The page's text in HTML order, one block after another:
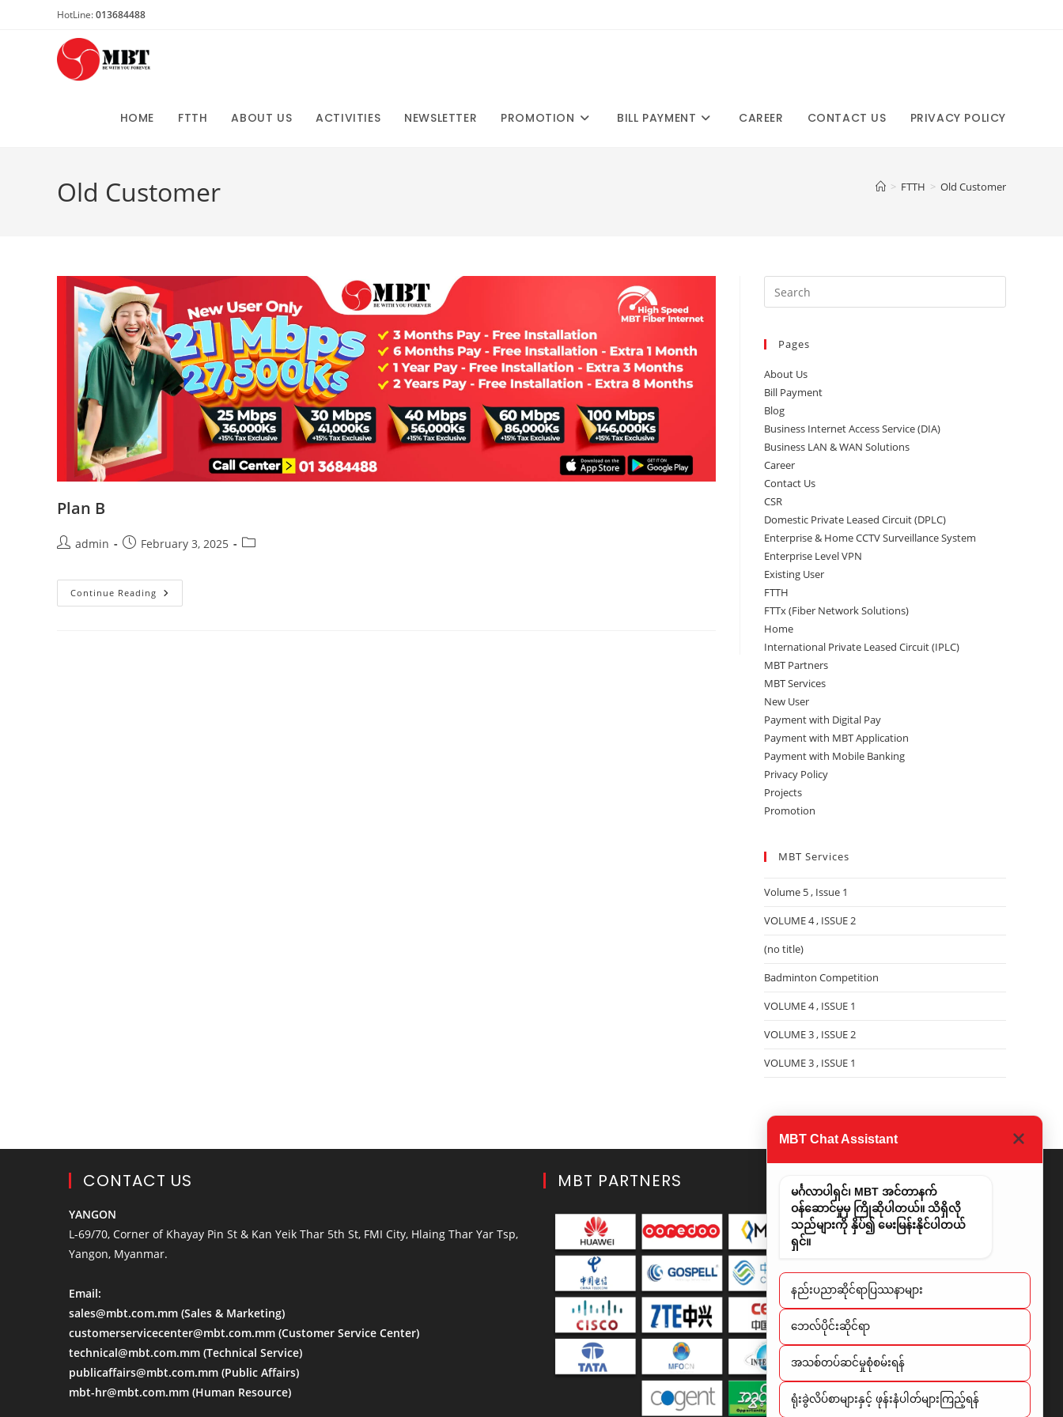
HotLine:013684488
HOME FTTH ABOUT US ACTIVITIES NEWSLETTER PROMOTION BILL PAYMENT CAREER CONTACT US PRIVACY POLICY
Old Customer > FTTH > Old Customer
Plan B
Postadmin
PostFebruary 3, 2025
Post
Continue Reading Plan
B
Pages
About Us
Bill Payment
Blog
Business Internet Access Service (DIA)
Business LAN & WAN Solutions
Career
Contact Us
CSR
Domestic Private Leased Circuit (DPLC)
Enterprise & Home CCTV Surveillance System
Enterprise Level VPN
Existing User
FTTH
FTTx (Fiber Network Solutions)
Home
International Private Leased Circuit (IPLC)
MBT Partners
MBT Services
New User
Payment with Digital Pay
Payment with MBT Application
Payment with Mobile Banking
Privacy Policy
Projects
Promotion
MBT Services
Volume 5 , Issue 1
VOLUME 4 , ISSUE 2
(no title)
Badminton Competition
VOLUME 4 , ISSUE 1
VOLUME 3 , ISSUE 2
VOLUME 3 , ISSUE 1
CONTACT US
YANGON
L-69/70, Corner of Khayay Pin St & Kan Yeik Thar 5th St, FMI City, Hlaing Thar Yar Tsp,
Yangon, Myanmar.
Email:
sales@mbt.com.mm (Sales & Marketing)
customerservicecenter@mbt.com.mm (Customer Service Center)
technical@mbt.com.mm (Technical Service)
publicaffairs@mbt.com.mm (Public Affairs)
mbt-hr@mbt.com.mm (Human Resource)
MBT PARTNERS
MBT Chat Assistant
မင်္ဂလာပါရှင်၊ MBT အင်တာနက်
ဝန်ဆောင်မှုမှ ကြိုဆိုပါတယ်။ သိရှိလို
သည်များကို နှိပ်၍ မေးမြန်းနိုင်ပါတယ်
ရှင်။
နည်းပညာဆိုင်ရာပြဿနာများ
​ဘေလ်ပိုင်းဆိုင်ရာ
အသစ်တပ်ဆင်မှုစုံစမ်းရန်
ရုံးခွဲလိပ်စာများနှင့် ဖုန်းနံပါတ်များကြည့်ရန်